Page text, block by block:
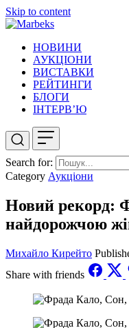
Skip to content
НОВИНИ
АУКЦІОНИ
ВИСТАВКИ
РЕЙТИНГИ
БЛОГИ
ІНТЕРВ’Ю
Search for:
Category Аукціони
Новий рекорд:
найдорожчою
Михайло Кирейто
Share with friends